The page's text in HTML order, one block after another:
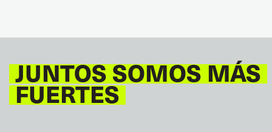
JUNTOS SOMOS MÁS
FUERTES